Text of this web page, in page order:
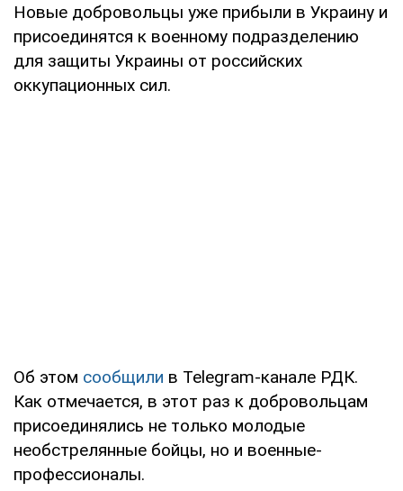
Новые добровольцы уже прибыли в Украину и
присоединятся к военному подразделению
для защиты Украины от российских
оккупационных сил.
Об этом сообщили в Telegram-канале РДК.
Как отмечается, в этот раз к добровольцам
присоединялись не только молодые
необстрелянные бойцы, но и военные-
профессионалы.